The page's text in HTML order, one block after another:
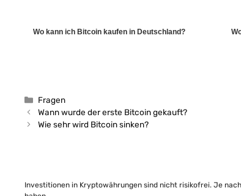
Wo kann ich Bitcoin kaufen in Deutschland?
Kategorien
Fragen
Wann wurde der erste Bitcoin gekauft?
Wie sehr wird Bitcoin sinken?
Investitionen in Kryptowährungen sind nicht risikofrei. Je